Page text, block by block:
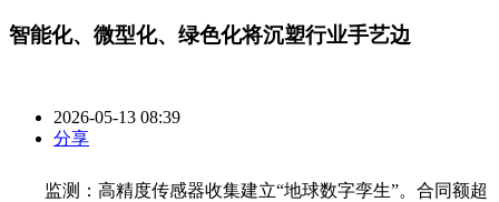
智能化、微型化、绿色化将沉塑行业手艺边
2026-05-13 08:39
分享
监测：高精度传感器收集建立“地球数字孪生”。合同额超